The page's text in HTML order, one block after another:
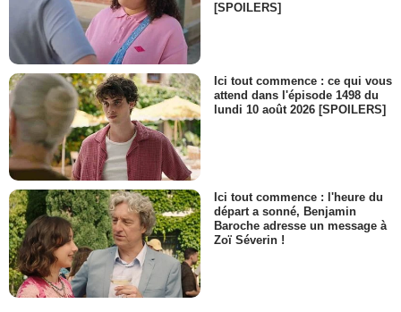
[SPOILERS]
Ici tout commence : ce qui vous
attend dans l'épisode 1498 du
lundi 10 août 2026 [SPOILERS]
Ici tout commence : l'heure du
départ a sonné, Benjamin
Baroche adresse un message à
Zoï Séverin !